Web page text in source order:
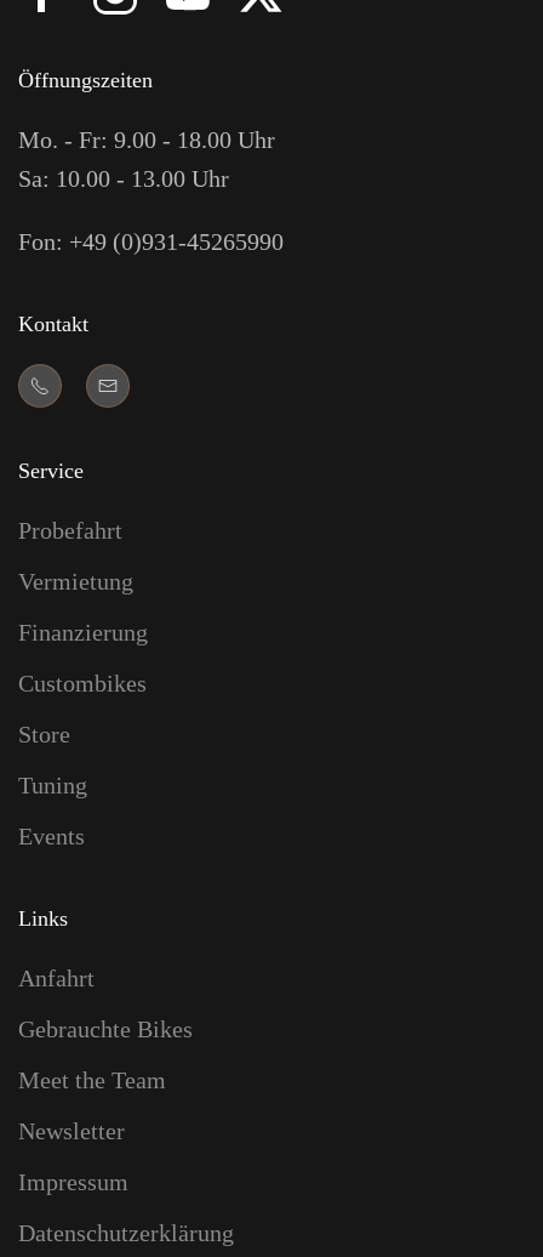
Öffnungszeiten
Mo. - Fr: 9.00 - 18.00 Uhr
Sa: 10.00 - 13.00 Uhr
Fon: +49 (0)931-45265990
Kontakt
Service
Probefahrt
Vermietung
Finanzierung
Custombikes
Store
Tuning
Events
Links
Anfahrt
Gebrauchte Bikes
Meet the Team
Newsletter
Impressum
Datenschutzerklärung